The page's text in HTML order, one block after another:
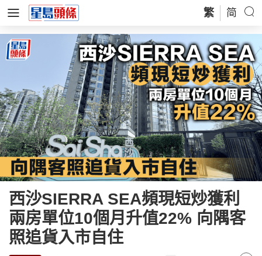
繁 简
西沙SIERRA SEA頻現短炒獲利
兩房單位10個月升值22% 向隅客
照追貨入市自住